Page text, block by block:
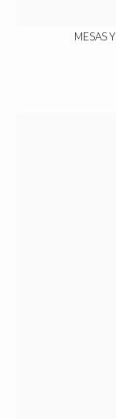
MESAS